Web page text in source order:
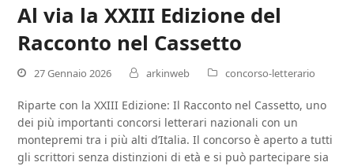
Al via la XXIII Edizione del
Racconto nel Cassetto
27 Gennaio 2026 arkinweb concorso-letterario
Riparte con la XXIII Edizione: Il Racconto nel Cassetto, uno
dei più importanti concorsi letterari nazionali con un
montepremi tra i più alti d’Italia. Il concorso è aperto a tutti
gli scrittori senza distinzioni di età e si può partecipare sia